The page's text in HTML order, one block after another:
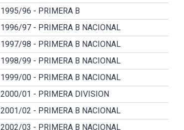
1995/96 - PRIMERA B
1996/97 - PRIMERA B NACIONAL
1997/98 - PRIMERA B NACIONAL
1998/99 - PRIMERA B NACIONAL
1999/00 - PRIMERA B NACIONAL
2000/01 - PRIMERA DIVISION
2001/02 - PRIMERA B NACIONAL
2002/03 - PRIMERA B NACIONAL